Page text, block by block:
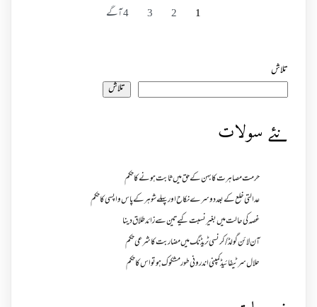
1
2
3
4آگے
تلاش
تلاش
نئے سولات
حرمت مصاہرت کا بہن کے حق میں ثابت ہونے کا حکم
عدالتی خلع کے بعد دوسرے نکاح اور پہلے شوہر کے پاس واپسی کا حکم
غصہ کی حالت میں بغیر نسبت کیے تین سے زائد طلاق دینا
آن لائن گولڈ /کرنسی ٹریڈنگ میں مضاربت کا شرعی حکم
حلال سرٹیفائیڈ کمپنی اندرونی طور مشکوک ہو تو اس کا حکم